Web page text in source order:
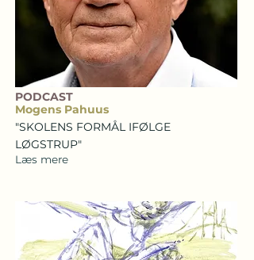
PODCAST
Mogens Pahuus
"SKOLENS FORMÅL IFØLGE
LØGSTRUP"
Læs mere